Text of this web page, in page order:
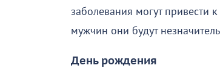
заболевания могут привести
мужчин они будут
День рождения